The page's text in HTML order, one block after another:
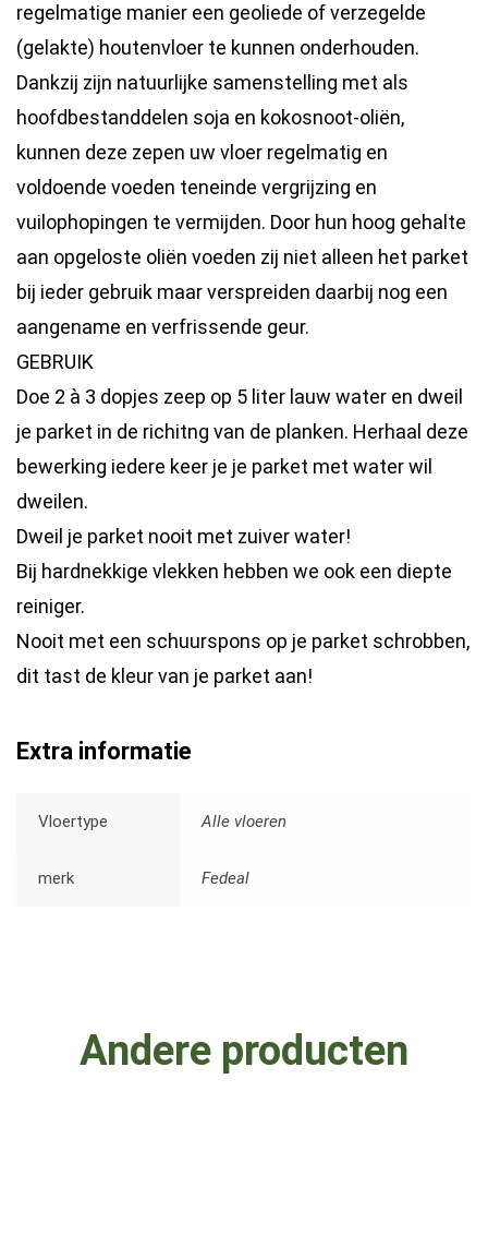
regelmatige manier een geoliede of verzegelde
(gelakte) houtenvloer te kunnen onderhouden.
Dankzij zijn natuurlijke samenstelling met als
hoofdbestanddelen soja en kokosnoot-oliën,
kunnen deze zepen uw vloer regelmatig en
voldoende voeden teneinde vergrijzing en
vuilophopingen te vermijden. Door hun hoog gehalte
aan opgeloste oliën voeden zij niet alleen het parket
bij ieder gebruik maar verspreiden daarbij nog een
aangename en verfrissende geur.
GEBRUIK
Doe 2 à 3 dopjes zeep op 5 liter lauw water en dweil
je parket in de richitng van de planken. Herhaal deze
bewerking iedere keer je je parket met water wil
dweilen.
Dweil je parket nooit met zuiver water!
Bij hardnekkige vlekken hebben we ook een diepte
reiniger.
Nooit met een schuurspons op je parket schrobben,
dit tast de kleur van je parket aan!
Extra informatie
Vloertype Alle vloeren
merk Fedeal
Andere producten